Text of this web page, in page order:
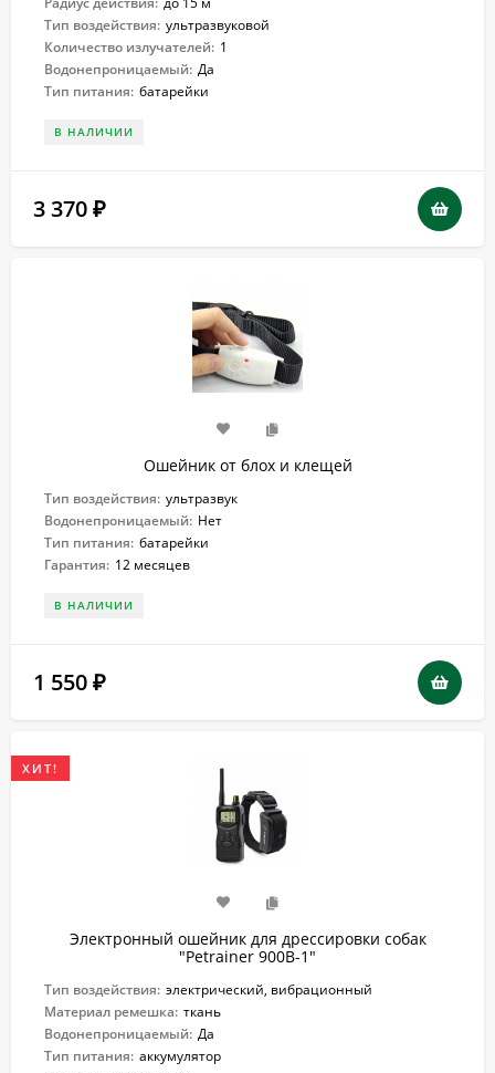
Тип воздействия: ультразвуковой
Количество излучателей: 1
Водонепроницаемый: Да
Тип питания: батарейки
В НАЛИЧИИ
3 370 ₽
Ошейник от блох и клещей
Тип воздействия: ультразвук
Водонепроницаемый: Нет
Тип питания: батарейки
Гарантия: 12 месяцев
В НАЛИЧИИ
1 550 ₽
ХИТ!
Электронный ошейник для дрессировки собак
"Petrainer 900B-1"
Тип воздействия: электрический, вибрационный
Материал ремешка: ткань
Водонепроницаемый: Да
Тип питания: аккумулятор